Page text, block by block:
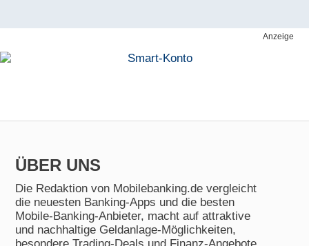
Anzeige
ÜBER UNS
Die Redaktion von Mobilebanking.de vergleicht
die neuesten Banking-Apps und die besten
Mobile-Banking-Anbieter, macht auf attraktive
und nachhaltige Geldanlage-Möglichkeiten,
besondere Trading-Deals und Finanz-Angebote